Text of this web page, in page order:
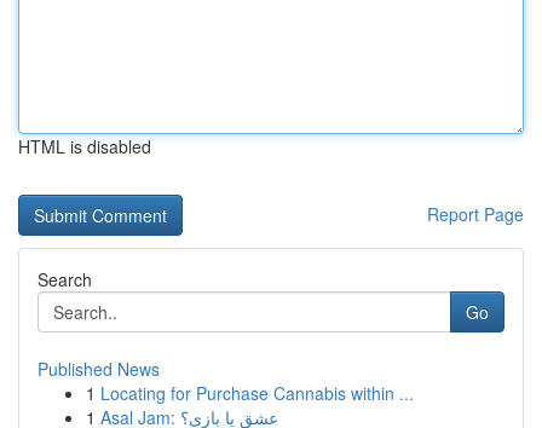
HTML is disabled
Report Page
Search
Go
Published News
1 Locating for Purchase Cannabis within ...
1
Asal Jam: عشق یا بازی؟